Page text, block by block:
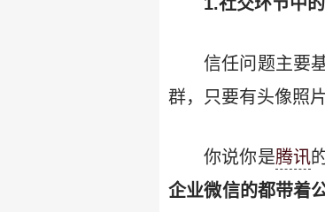
信任问题主要
群，只要有头像照
你说你是腾讯
企业微信的都带着